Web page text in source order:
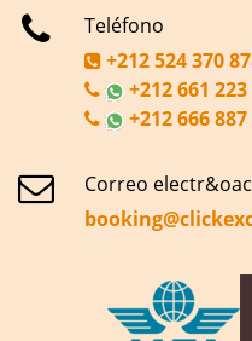
Teléfono
+212 524 370
+212 661
+212 666
Correo